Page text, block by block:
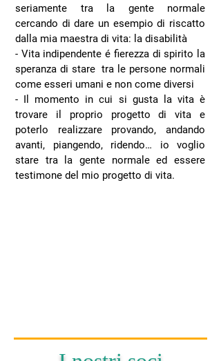
seriamente tra la gente normale
cercando di dare un esempio di riscatto
dalla mia maestra di vita: la disabilità
- Vita indipendente é fierezza di spirito la
speranza di stare tra le persone normali
come esseri umani e non come diversi
​- Il momento in cui si gusta la vita è
trovare il proprio progetto di vita e
poterlo realizzare provando, andando
avanti, piangendo, ridendo… io voglio
stare tra la gente normale ed essere
testimone del mio progetto di vita.